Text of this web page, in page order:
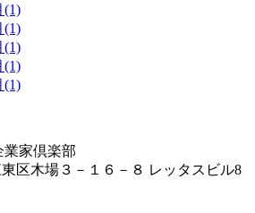
(1)
(1)
(1)
(1)
(1)
業家倶楽部
区木場３－１６－８ レッタスビル8